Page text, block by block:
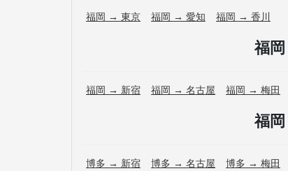
福岡 → 東京 福岡 → 愛知 福岡 → 香川
福岡
福岡 → 新宿 福岡 → 名古屋 福岡 → 梅田
福岡
博多 → 新宿 博多 → 名古屋 博多 → 梅田